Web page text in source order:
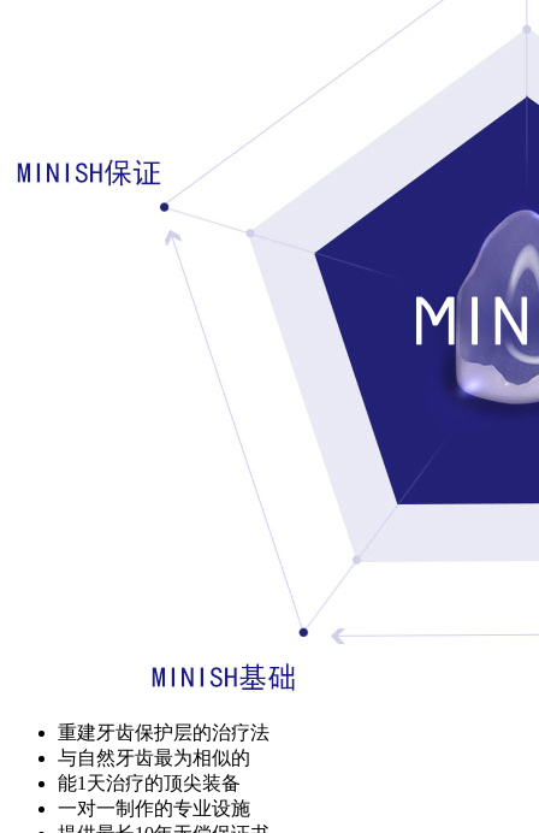
重建牙齿保护层的治疗法
与自然牙齿最为相似的
能1天治疗的顶尖装备
一对一制作的专业设施